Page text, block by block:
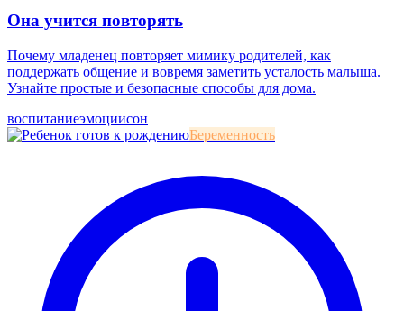
Она учится повторять
Почему младенец повторяет мимику родителей, как
поддержать общение и вовремя заметить усталость малыша.
Узнайте простые и безопасные способы для дома.
воспитаниеэмоциисон
Беременность